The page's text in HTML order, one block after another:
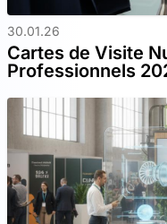
30.01.26
Cartes de Visite
Professionnels